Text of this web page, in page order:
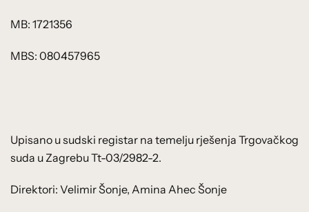
MB: 1721356
MBS: 080457965
Upisano u sudski registar na temelju rješenja Trgovačkog
suda u Zagrebu Tt-03/2982-2.
Direktori: Velimir Šonje, Amina Ahec Šonje